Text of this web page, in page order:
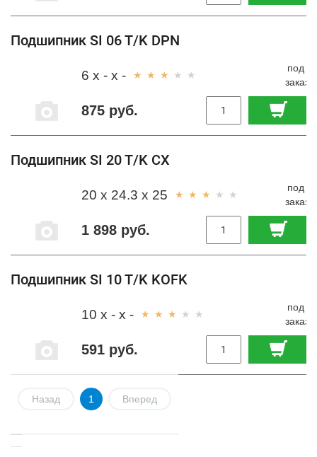
Подшипник SI 06 T/K DPN
под
заказ
875 руб.
6 x - x -
Подшипник SI 20 T/K CX
под
заказ
1 898 руб.
20 x 24.3 x 25
Подшипник SI 10 T/K KOFK
под
заказ
591 руб.
10 x - x -
Назад 1 Вперед